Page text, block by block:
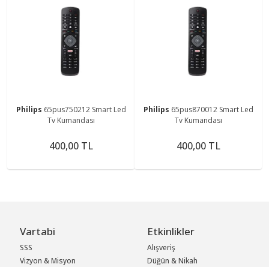
Philips 65pus750212 Smart Led
Tv Kumandası
400,00 TL
Philips 65pus870012 Smart Led
Tv Kumandası
400,00 TL
Vartabi
SSS
Vizyon & Misyon
Etkinlikler
Alışveriş
Düğün & Nikah